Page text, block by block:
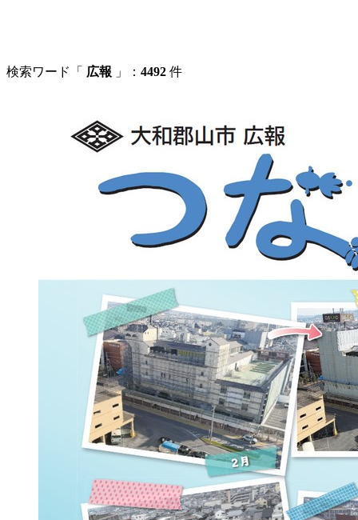
検索ワード「 広報 」： 4492 件